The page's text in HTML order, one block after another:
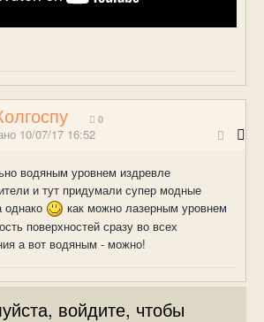
0
10/07/17 16:52
водяным уровнем издревле
и тут придумали супер модные
однако
как можно лазерным уровнем
поверхностей сразу во всех
а вот водяным - можно!
войдите, чтобы